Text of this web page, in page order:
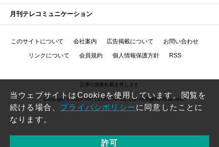
月刊テレコミュニケーション
このサイトについて 会社案内 広告掲載について お問い合わせ
リンクについて 会員規約 個人情報保護方針 RSS
記事の無断転載を禁じます
Copyright © 2026 RIC TELECOM Co.,Ltd. All Rights Reserved.
当ウェブサイトはCookieを使用しています。閲覧を
続ける場合、 プライバシポリシーに同意したことに
なります。
許可